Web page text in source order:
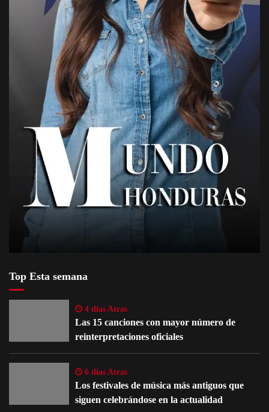
Top Esta semana
4 días Atras
Las 15 canciones con mayor número de
reinterpretaciones oficiales
6 días Atras
Los festivales de música más antiguos que
siguen celebrándose en la actualidad